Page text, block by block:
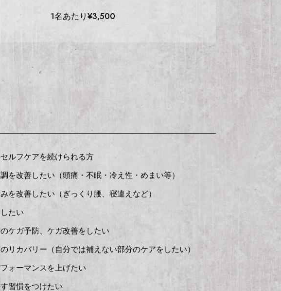
1名あたり¥3,500
ルフケアを続けられる方
を改善したい（頭痛・不眠・冷え性・めまい等）
を改善したい（ぎっくり腰、寝違えなど）
たい
ケガ予防、ケガ改善をしたい
リカバリー（自分では補えない部分のケアをしたい）
ォーマンスを上げたい
習慣をつけたい